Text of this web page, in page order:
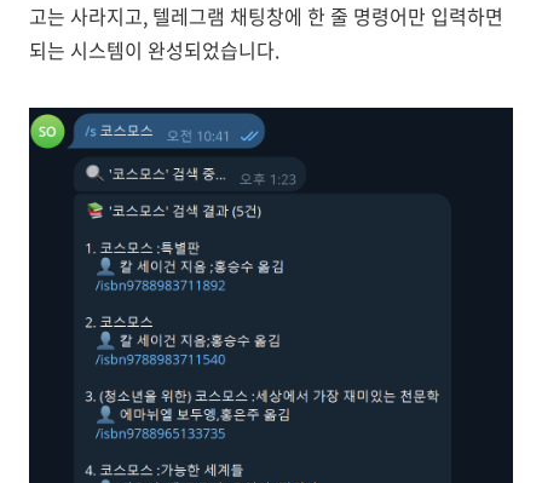
고는 사라지고, 텔레그램 채팅창에 한 줄 명령어만 입력하면
되는 시스템이 완성되었습니다.